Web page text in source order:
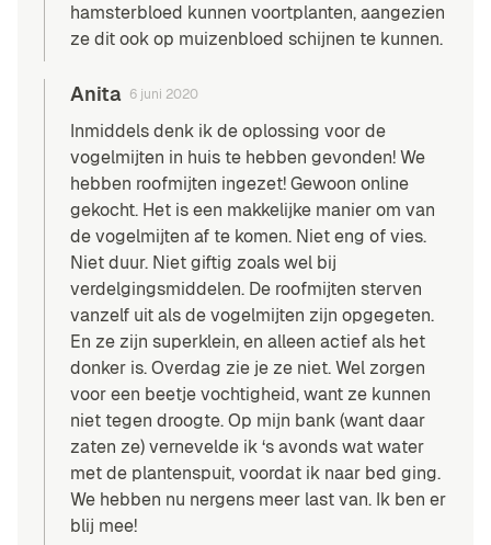
hamsterbloed kunnen voortplanten, aangezien
ze dit ook op muizenbloed schijnen te kunnen.
Anita 6 juni 2020
Inmiddels denk ik de oplossing voor de
vogelmijten in huis te hebben gevonden! We
hebben roofmijten ingezet! Gewoon online
gekocht. Het is een makkelijke manier om van
de vogelmijten af te komen. Niet eng of vies.
Niet duur. Niet giftig zoals wel bij
verdelgingsmiddelen. De roofmijten sterven
vanzelf uit als de vogelmijten zijn opgegeten.
En ze zijn superklein, en alleen actief als het
donker is. Overdag zie je ze niet. Wel zorgen
voor een beetje vochtigheid, want ze kunnen
niet tegen droogte. Op mijn bank (want daar
zaten ze) vernevelde ik ‘s avonds wat water
met de plantenspuit, voordat ik naar bed ging.
We hebben nu nergens meer last van. Ik ben er
blij mee!